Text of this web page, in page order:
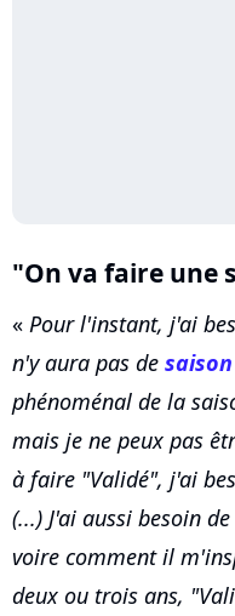
"On va faire une
« Pour l'instant, j'ai
n'y aura pas de
phénoménal de la
mais je ne peux pas
à faire "Validé", j'ai
(...) J'ai aussi besoin
voire comment il
deux ou trois ans,